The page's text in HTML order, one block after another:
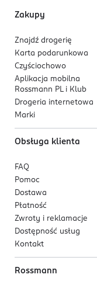
Zakupy
Znajdź drogerię
Karta podarunkowa
Czyściochowo
Aplikacja mobilna
Rossmann PL i Klub
Drogeria internetowa
Marki
Obsługa klienta
FAQ
Pomoc
Dostawa
Płatność
Zwroty i reklamacje
Dostępność usług
Kontakt
Rossmann